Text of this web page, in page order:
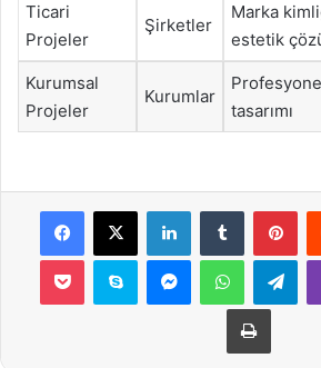
Ticari
Projeler
Şirketler
Marka
estetik
Kurumsal
Projeler
Kurumlar
tasarımı
Facebook
X LinkedInTumblr
Pocket Skype MessengerWhatsApp
Yazdır